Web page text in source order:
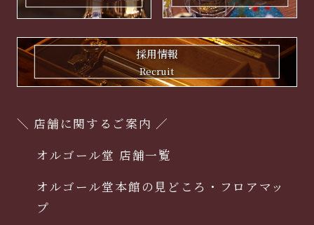
採用情報
Recruit
＼ 店舗に関するご案内 ／
オルゴール堂 店舗一覧
オルゴール堂本館の見どころ・フロアマッ
プ